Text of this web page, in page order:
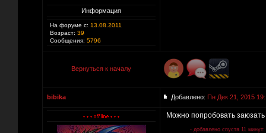
Информация
На форуме с: 13.08.2011
Возраст: 39
Сообщения: 5796
Вернуться к началу
bibika Добавлено: Пн Дек 21, 2015
Можно попробовать
- добавлено спустя 11 минут: